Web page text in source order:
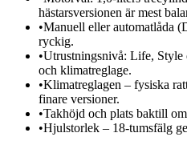
hästarsversionen är mest
•Manuell eller automatlåda
ryckig.
•Utrustningsnivå: Life,
och klimatreglage.
•Klimatreglagen – fysiska
finare versioner.
•Takhöjd och plats baktill
•Hjulstorlek – 18-tumsfälg